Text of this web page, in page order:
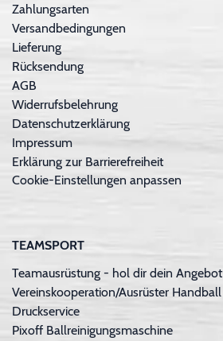
Zahlungsarten
Versandbedingungen
Lieferung
Rücksendung
AGB
Widerrufsbelehrung
Datenschutzerklärung
Impressum
Erklärung zur Barrierefreiheit
Cookie-Einstellungen anpassen
TEAMSPORT
Teamausrüstung - hol dir dein Angebot
Vereinskooperation/Ausrüster Handball
Druckservice
Pixoff Ballreinigungsmaschine